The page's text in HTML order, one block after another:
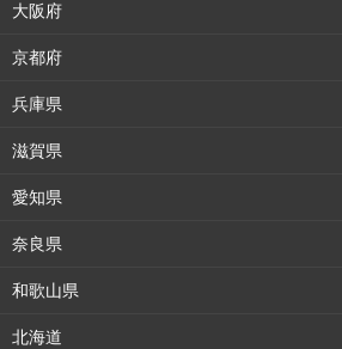
大阪府
京都府
兵庫県
滋賀県
愛知県
奈良県
和歌山県
北海道